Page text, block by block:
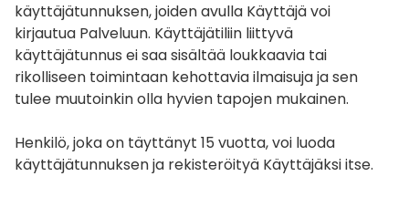
käyttäjätunnuksen, joiden avulla Käyttäjä voi
kirjautua Palveluun. Käyttäjätiliin liittyvä
käyttäjätunnus ei saa sisältää loukkaavia tai
rikolliseen toimintaan kehottavia ilmaisuja ja sen
tulee muutoinkin olla hyvien tapojen mukainen.
Henkilö, joka on täyttänyt 15 vuotta, voi luoda
käyttäjätunnuksen ja rekisteröityä Käyttäjäksi itse.